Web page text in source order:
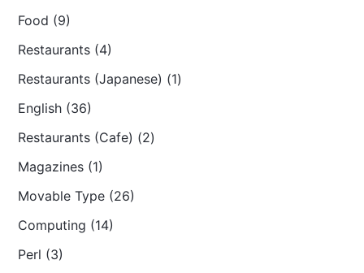
Food (9)
Restaurants (4)
Restaurants (Japanese) (1)
English (36)
Restaurants (Cafe) (2)
Magazines (1)
Movable Type (26)
Computing (14)
Perl (3)